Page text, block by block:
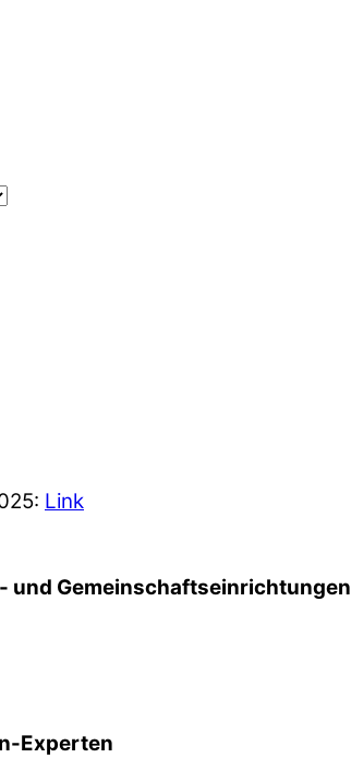
Link
und Gemeinschafts­einrichtungen
Experten